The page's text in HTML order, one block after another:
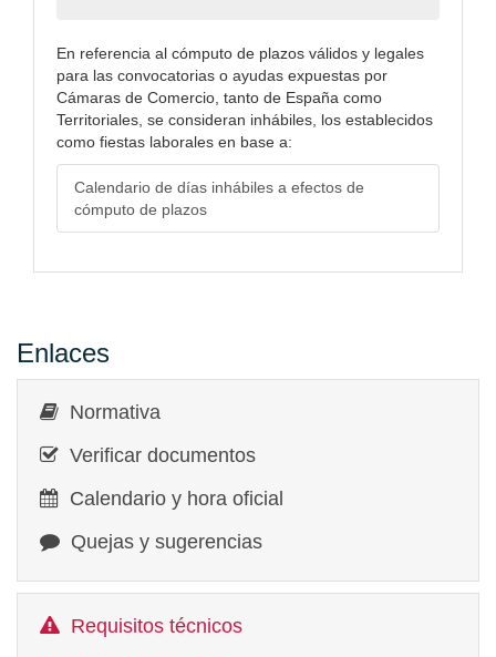
En referencia al cómputo de plazos válidos y legales
para las convocatorias o ayudas expuestas por
Cámaras de Comercio, tanto de España como
Territoriales, se consideran inhábiles, los establecidos
como fiestas laborales en base a:
Calendario de días inhábiles a efectos de
cómputo de plazos
Enlaces
Normativa
Verificar documentos
Calendario y hora oficial
Quejas y sugerencias
Requisitos técnicos